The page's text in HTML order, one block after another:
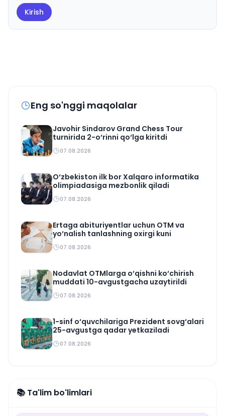
Kirish
Eng so'nggi maqolalar
Javohir Sindarov Grand Chess Tour
turnirida 2-o‘rinni qo‘lga kiritdi
07.08.2026
O‘zbekiston ilk bor Xalqaro informatika
olimpiadasiga mezbonlik qiladi
07.08.2026
Ertaga abituriyentlar uchun OTM va
yo‘nalish tanlashning oxirgi kuni
07.08.2026
Nodavlat OTMlarga o‘qishni ko‘chirish
muddati 10-avgustgacha uzaytirildi
07.08.2026
1-sinf o‘quvchilariga Prezident sovg‘alari
25-avgustga qadar yetkaziladi
07.08.2026
📚 Ta'lim bo'limlari